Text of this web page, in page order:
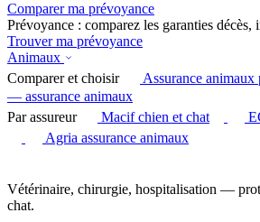
Comparer ma prévoyance
Prévoyance : comparez les garanties décès,
Trouver ma prévoyance
Animaux
Comparer et choisir
Assurance animaux
— assurance animaux
Par assureur
Macif chien et chat
Agria assurance animaux
Vétérinaire, chirurgie, hospitalisation —
chat.